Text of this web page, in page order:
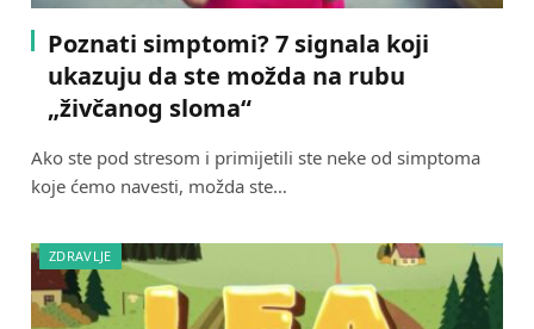
Poznati simptomi? 7 signala koji
ukazuju da ste možda na rubu
„živčanog sloma“
Ako ste pod stresom i primijetili ste neke od simptoma
koje ćemo navesti, možda ste…
ZDRAVLJE